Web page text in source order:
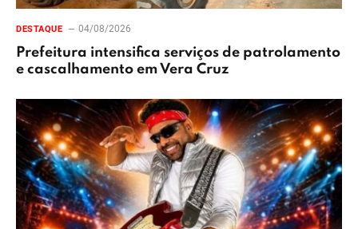
DESTAQUE 04/08/2026
Prefeitura intensifica serviços de patrolamento
e cascalhamento em Vera Cruz